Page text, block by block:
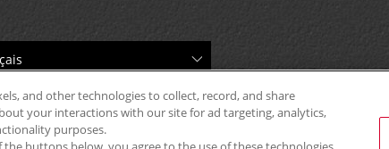
and other technologies to collect, record, and share
your interactions with our site for ad targeting, analytics,
purposes.